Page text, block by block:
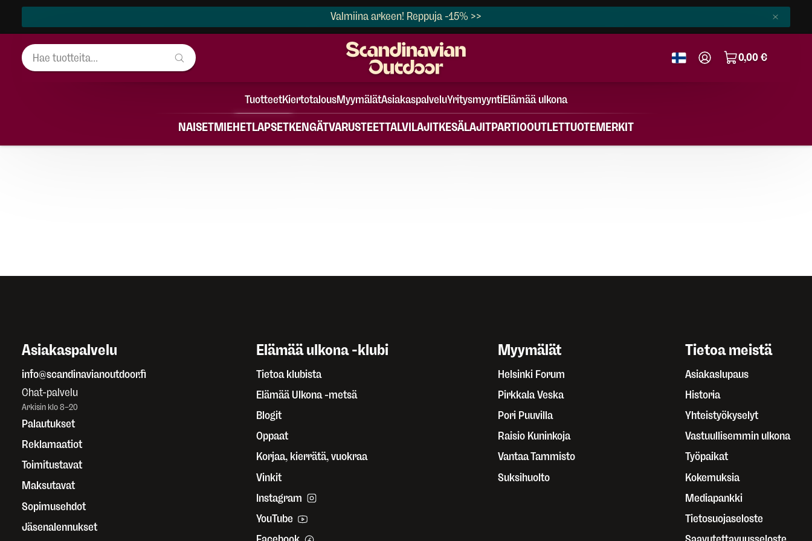
Valmiina arkeen! Reppuja -15% >>
0,00 €
TuotteetKiertotalousMyymälätAsiakaspalveluYritysmyyntiElämää ulkona
NAISETMIEHETLAPSETKENGÄTVARUSTEETTALVILAJITKESÄLAJITPARTIOOUTLETTUOTEMERKIT
Asiakaspalvelu
info@scandinavianoutdoor.fi
Chat-palvelu
Arkisin klo 8–20
Palautukset
Reklamaatiot
Toimitustavat
Maksutavat
Sopimusehdot
Jäsenalennukset
Elämää ulkona -klubi
Tietoa klubista
Elämää Ulkona -metsä
Blogit
Oppaat
Korjaa, kierrätä, vuokraa
Vinkit
Instagram
YouTube
Myymälät
Helsinki Forum
Pirkkala Veska
Pori Puuvilla
Raisio Kuninkoja
Vantaa Tammisto
Suksihuolto
Tietoa meistä
Asiakaslupaus
Historia
Yhteistyökyselyt
Vastuullisemmin ulkona
Työpaikat
Kokemuksia
Mediapankki
Tietosuojaseloste